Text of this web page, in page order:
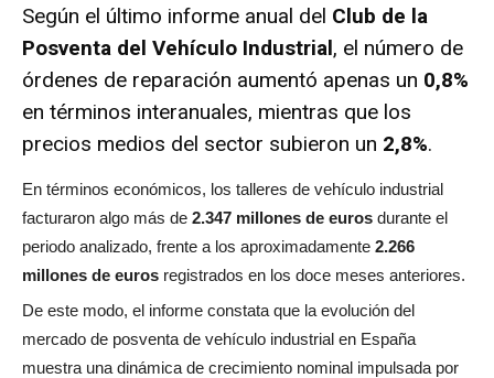
Según el último informe anual del Club de la
Posventa del Vehículo Industrial, el número de
órdenes de reparación aumentó apenas un 0,8%
en términos interanuales, mientras que los
precios medios del sector subieron un 2,8%.
En términos económicos, los talleres de vehículo industrial
facturaron algo más de 2.347 millones de euros durante el
periodo analizado, frente a los aproximadamente 2.266
millones de euros registrados en los doce meses anteriores.
De este modo, el informe constata que la evolución del
mercado de posventa de vehículo industrial en España
muestra una dinámica de crecimiento nominal impulsada por